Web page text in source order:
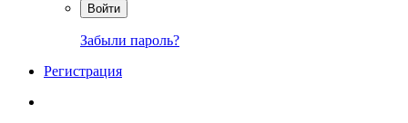
Войти
Забыли пароль?
Регистрация